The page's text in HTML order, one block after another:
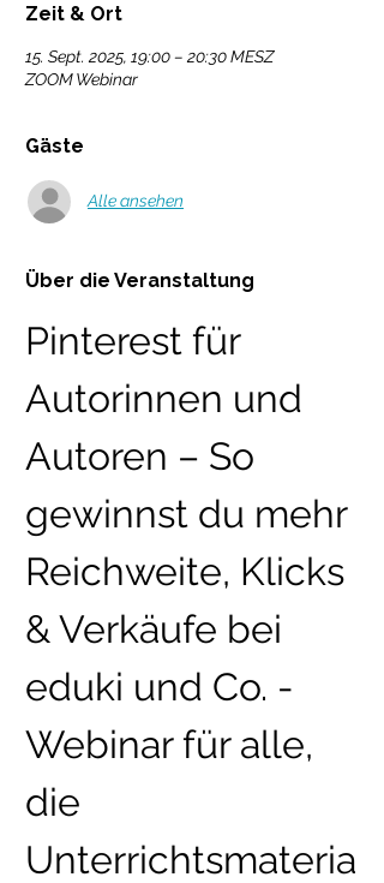
Zeit & Ort
15. Sept. 2025, 19:00 – 20:30 MESZ
ZOOM Webinar
Gäste
Alle ansehen
Über die Veranstaltung
Pinterest für
Autorinnen und
Autoren – So
gewinnst du mehr
Reichweite, Klicks
& Verkäufe bei
eduki und Co. -
Webinar für alle,
die
Unterrichtsmateria